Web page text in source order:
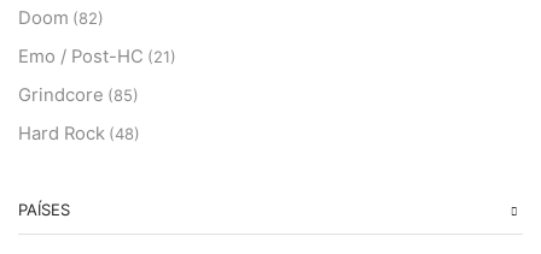
Doom (82)
Emo / Post-HC (21)
Grindcore (85)
Hard Rock (48)
Heavy Metal
PAÍSES